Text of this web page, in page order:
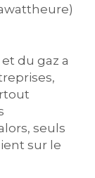
du gaz a
seuls
sur le